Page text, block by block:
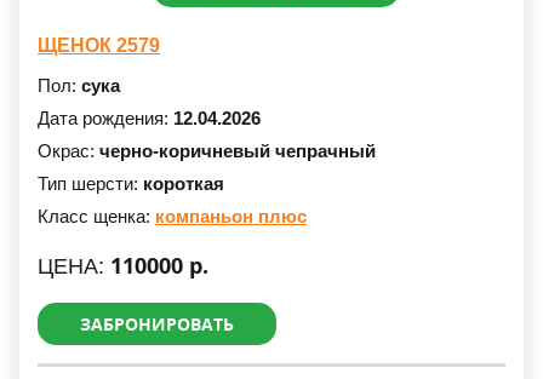
ЩЕНОК 2579
Пол: сука
Дата рождения: 12.04.2026
Окрас: черно-коричневый чепрачный
Тип шерсти: короткая
Класс щенка: компаньон плюс
ЦЕНА: 110000 р.
ЗАБРОНИРОВАТЬ